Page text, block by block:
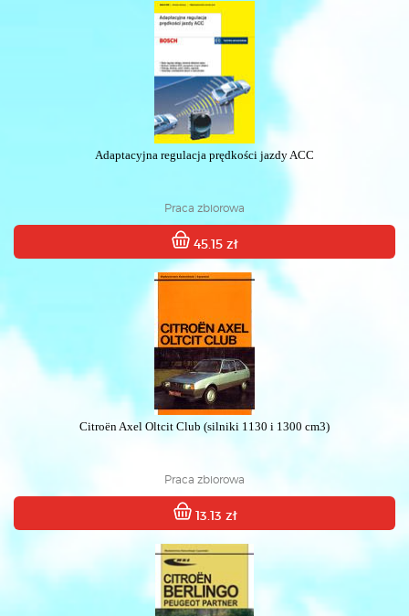
Adaptacyjna regulacja prędkości jazdy ACC
Praca zbiorowa
45.15 zł
Citroën Axel Oltcit Club (silniki 1130 i 1300 cm3)
Praca zbiorowa
13.13 zł